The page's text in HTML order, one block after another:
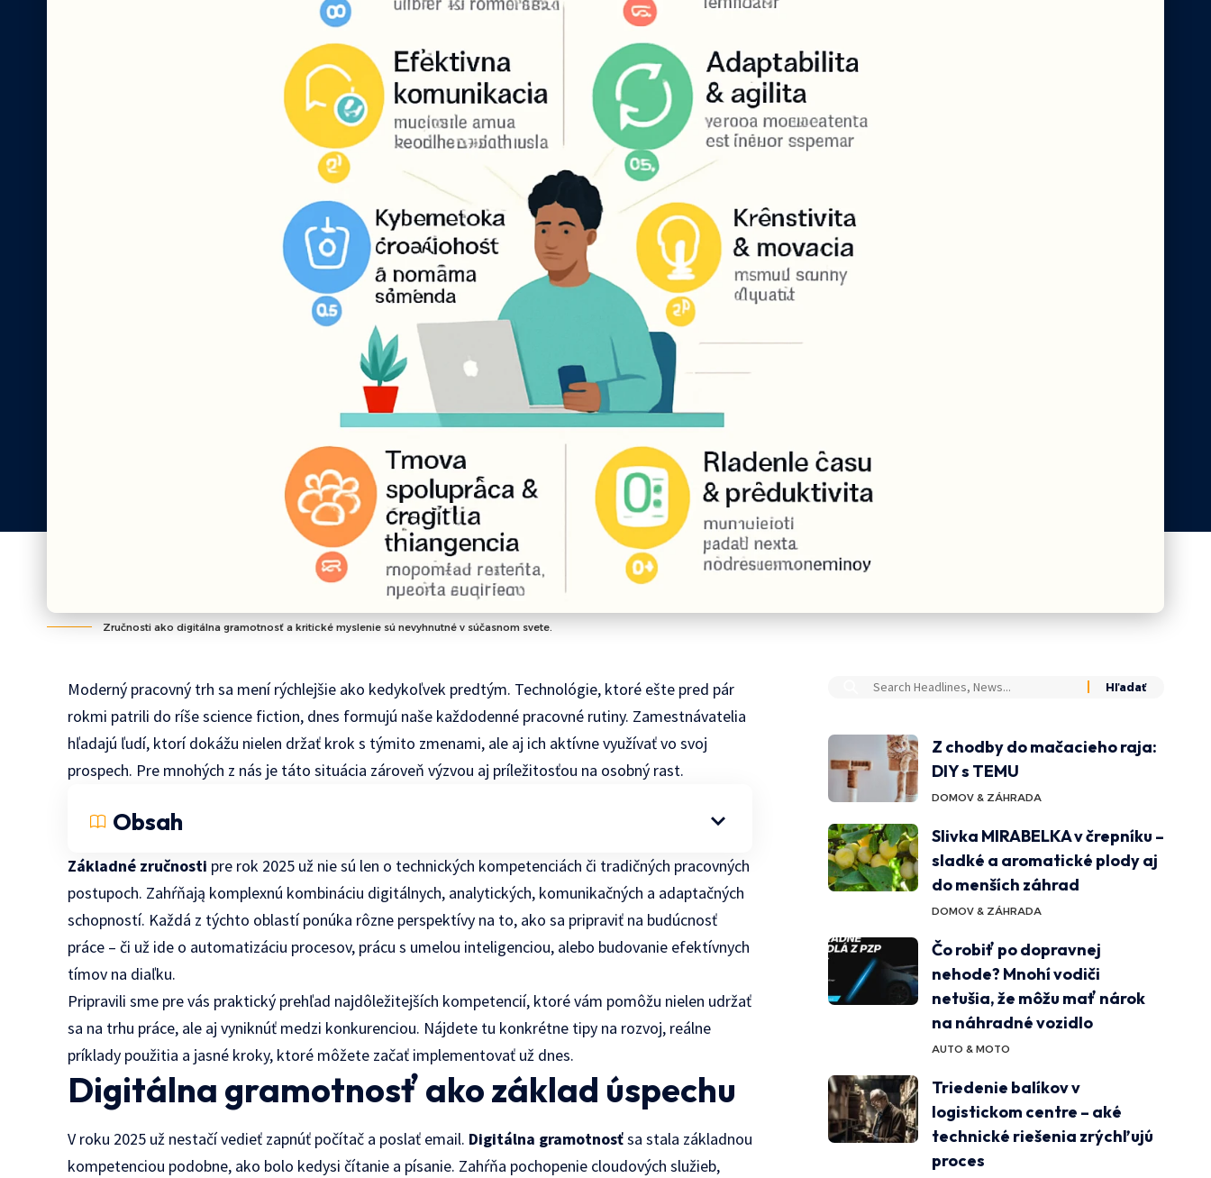
Zručnosti ako digitálna gramotnosť a kritické myslenie sú nevyhnutné v súčasnom svete.
Moderný pracovný trh sa mení rýchlejšie ako kedykoľvek predtým. Technológie, ktoré ešte pred pár
rokmi patrili do ríše science fiction, dnes formujú naše každodenné pracovné rutiny. Zamestnávatelia
hľadajú ľudí, ktorí dokážu nielen držať krok s týmito zmenami, ale aj ich aktívne využívať vo svoj
prospech. Pre mnohých z nás je táto situácia zároveň výzvou aj príležitosťou na osobný rast.
Obsah
Základné zručnosti pre rok 2025 už nie sú len o technických kompetenciách či tradičných pracovných
postupoch. Zahŕňają komplexnú kombináciu digitálnych, analytických, komunikačných a adaptačných
schopností. Každá z týchto oblastí ponúka rôzne perspektívy na to, ako sa pripraviť na budúcnosť
práce – či už ide o automatizáciu procesov, prácu s umelou inteligenciou, alebo budovanie efektívnych
tímov na diaľku.
Pripravili sme pre vás praktický prehľad najdôležitejších kompetencií, ktoré vám pomôžu nielen udržať
sa na trhu práce, ale aj vyniknúť medzi konkurenciou. Nájdete tu konkrétne tipy na rozvoj, reálne
príklady použitia a jasné kroky, ktoré môžete začať implementovať už dnes.
Digitálna gramotnosť ako základ úspechu
V roku 2025 už nestačí vedieť zapnúť počítač a poslať email. Digitálna gramotnosťsa stala základnou
kompetenciou podobne, ako bolo kedysi čítanie a písanie. Zahŕňa pochopenie cloudových služieb,
Z chodby do mačacieho raja:
DIY s TEMU
DOMOV & ZÁHRADA
Slivka MIRABELKA v črepníku –
sladké a aromatické plody aj
do menších záhrad
DOMOV & ZÁHRADA
Čo robiť po dopravnej
nehode? Mnohí vodiči
netušia, že môžu mať nárok
na náhradné vozidlo
AUTO & MOTO
Triedenie balíkov v
logistickom centre – aké
technické riešenia zrýchľujú
proces